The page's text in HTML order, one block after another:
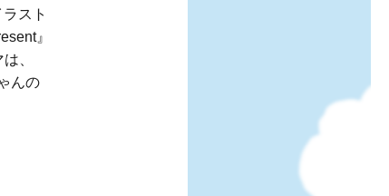
スト
』
、
んの